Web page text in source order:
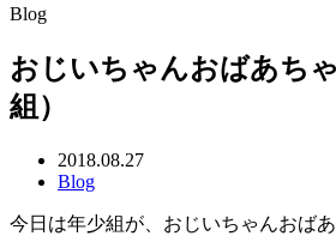
Blog
おじいちゃんおばあち
組）
2018.08.27
Blog
今日は年少組が、おじいちゃんおば